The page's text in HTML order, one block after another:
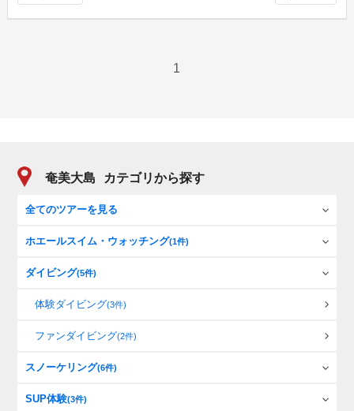
1
奄美大島 カテゴリから探す
全てのツアーを見る
ホエールスイム・ウォッチング(1件)
ダイビング(5件)
体験ダイビング(3件)
ファンダイビング(2件)
スノーケリング(6件)
SUP体験(3件)